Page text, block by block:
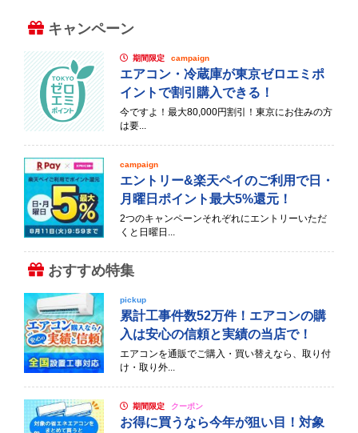
キャンペーン
期間限定 campaign
エアコン・冷蔵庫が東京ゼロエミポ
イントで割引購入できる！
今ですよ！最大80,000円割引！東京にお住みの方
は要...
campaign
エントリー&楽天ペイのご利用で日・
月曜日ポイント最大5%還元！
2つのキャンペーンそれぞれにエントリーいただ
くと日曜日...
おすすめ特集
pickup
累計工事件数52万件！エアコンの購
入は安心の信頼と実績の当店で！
エアコンを通販でご購入・買い替えなら、取り付
け・取り外...
期間限定 クーポン
お得に買うなら今年が狙い目！対象